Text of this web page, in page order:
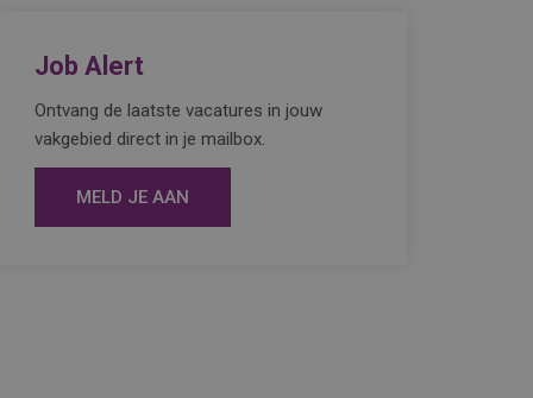
Job Alert
Ontvang de laatste vacatures in jouw
vakgebied direct in je mailbox.
MELD JE AAN